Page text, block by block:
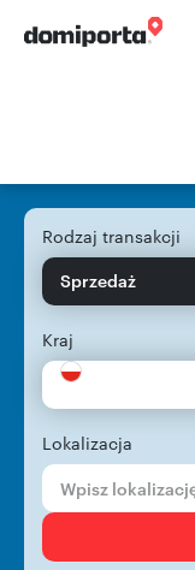
Rodzaj transakcji
Sprzedaż
Kraj
Lokalizacja